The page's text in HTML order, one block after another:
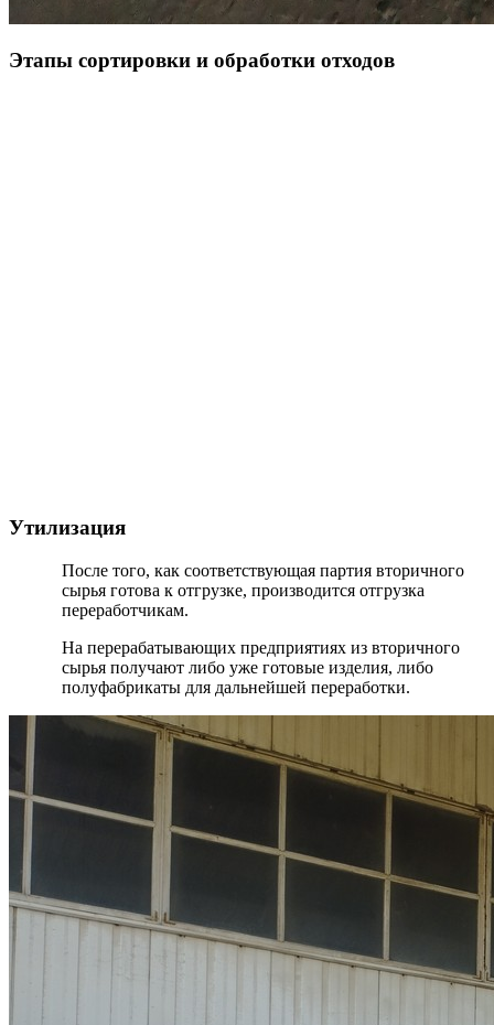
Этапы сортировки и обработки отходов
Утилизация
После того, как соответствующая партия вторичного
сырья готова к отгрузке, производится отгрузка
переработчикам.
На перерабатывающих предприятиях из вторичного
сырья получают либо уже готовые изделия, либо
полуфабрикаты для дальнейшей переработки.